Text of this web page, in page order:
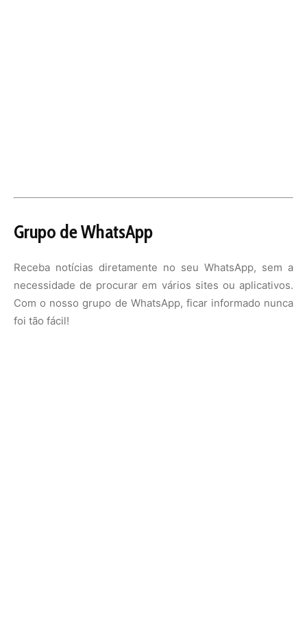
Grupo de WhatsApp
Receba notícias diretamente no seu WhatsApp, sem a
necessidade de procurar em vários sites ou aplicativos.
Com o nosso grupo de WhatsApp, ficar informado nunca
foi tão fácil!